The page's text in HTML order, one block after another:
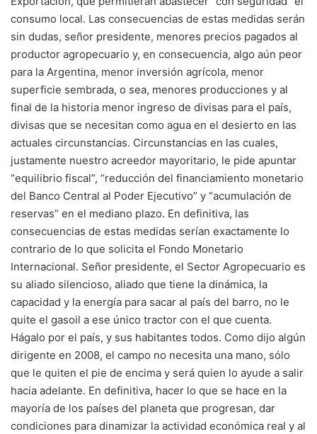
consumo local. Las consecuencias de estas medidas serán
sin dudas, señor presidente, menores precios pagados al
productor agropecuario y, en consecuencia, algo aún peor
para la Argentina, menor inversión agrícola, menor
superficie sembrada, o sea, menores producciones y al
final de la historia menor ingreso de divisas para el país,
divisas que se necesitan como agua en el desierto en las
actuales circunstancias. Circunstancias en las cuales,
justamente nuestro acreedor mayoritario, le pide apuntar
“equilibrio fiscal”, “reducción del financiamiento monetario
del Banco Central al Poder Ejecutivo” y “acumulación de
reservas” en el mediano plazo. En definitiva, las
consecuencias de estas medidas serían exactamente lo
contrario de lo que solicita el Fondo Monetario
Internacional. Señor presidente, el Sector Agropecuario es
su aliado silencioso, aliado que tiene la dinámica, la
capacidad y la energía para sacar al país del barro, no le
quite el gasoil a ese único tractor con el que cuenta.
Hágalo por el país, y sus habitantes todos. Como dijo algún
dirigente en 2008, el campo no necesita una mano, sólo
que le quiten el pie de encima y será quien lo ayude a salir
hacia adelante. En definitiva, hacer lo que se hace en la
mayoría de los países del planeta que progresan, dar
condiciones para dinamizar la actividad económica real y al